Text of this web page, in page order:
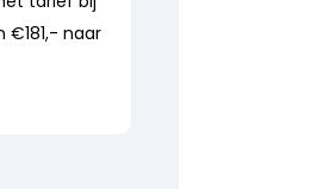
€181,- naar